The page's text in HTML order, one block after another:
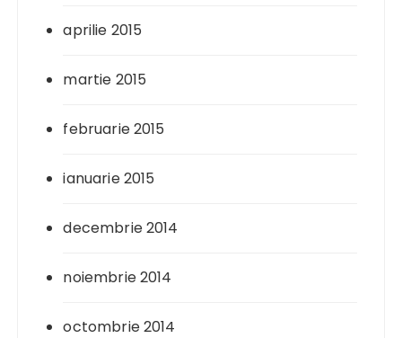
aprilie 2015
martie 2015
februarie 2015
ianuarie 2015
decembrie 2014
noiembrie 2014
octombrie 2014